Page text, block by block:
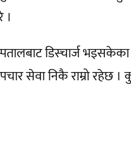
।
डिस्चार्ज
सेवा निकै राम्रो रहेछ ।